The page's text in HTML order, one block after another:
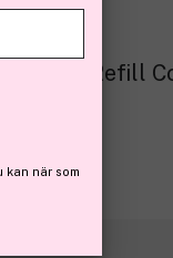
Refill
kan när som